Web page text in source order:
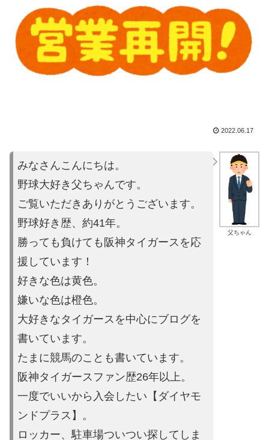
2022.06.17
父ちゃん
みなさんこんにちは。
野球大好き父ちゃんです。
ご覧いただきありがとうございます。
野球好き歴、約41年。
勝っても負けても阪神タイガースを応
援しています！
好きな色は黄色。
嫌いな色は橙色。
大好きなタイガースを中心にブログを
書いています。
たまに競馬のことも書いています。
阪神タイガースファン歴26年以上。
一度でいいから入会したい【ダイヤモ
ンドプラス】。
ロッカー、駐車場ついつい探してしま